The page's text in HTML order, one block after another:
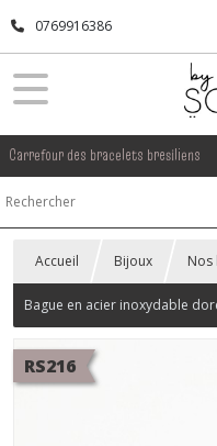
0769916386
Carrefour des bracelets bresiliens
Accueil Bijoux Nos
Bague en acier inoxydable
RS216